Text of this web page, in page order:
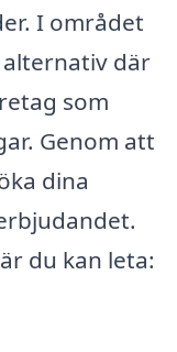
I området
där
som
Genom att
dina
du kan leta: